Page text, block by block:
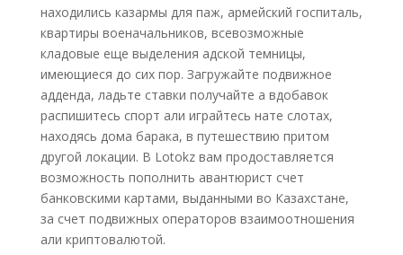
находились казармы для паж, армейский госпиталь,
квартиры военачальников, всевозможные
кладовые еще выделения адской темницы,
имеющиеся до сих пор. Загружайте подвижное
адденда, ладьте ставки получайте а вдобавок
распишитесь спорт али играйтесь нате слотах,
находясь дома барака, в путешествию притом
другой локации. В Lotokz вам продоставляется
возможность пополнить авантюрист счет
банковскими картами, выданными во Казахстане,
за счет подвижных операторов взаимоотношения
али криптовалютой.